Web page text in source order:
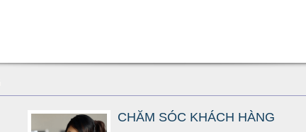
CHĂM SÓC KHÁCH HÀNG